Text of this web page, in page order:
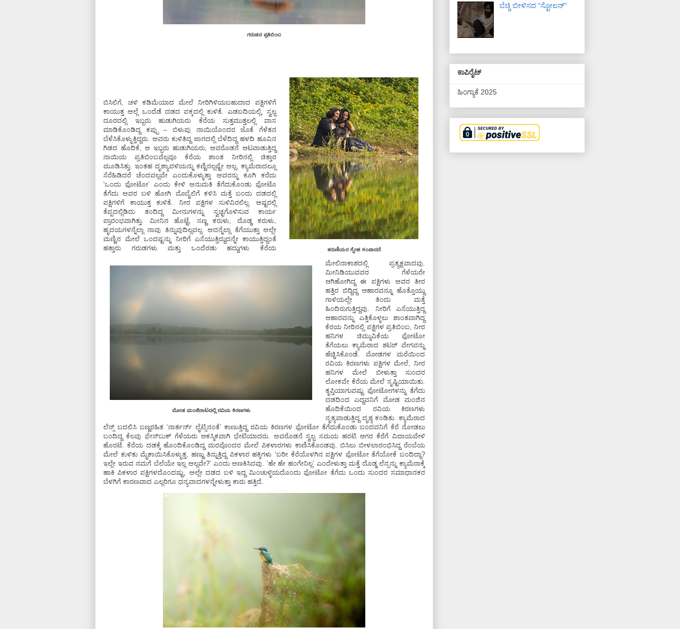
ಗರುಡನ ಪ್ರತಿಬಿಂಬ
ತರುಣಿಯರ ಸ್ನೇಹ ಸಂಪಾದನೆ
ಮೋಡ ಮಂಜಿನಾಟದಲ್ಲಿ ರವಿಯ ಕಿರಣಗಳು
ಬಿಸಿಲಿಗೆ, ಚಳಿ ಕಡಿಮೆಯಾದ ಮೇಲೆ ನೀರಿಗಿಳಿಯಬಹುದಾದ ಪಕ್ಷಿಗಳಿಗೆ
ಕಾಯುತ್ತ ಅಲ್ಲೆ ಒಂದೆಡೆ ದಡದ ಪಕ್ಕದಲ್ಲಿ ಕುಳಿತೆ. ಎಡಬದಿಯಲ್ಲಿ, ಸ್ವಲ್ಪ
ದೂರದಲ್ಲಿ ಇಬ್ಬರು ಹುಡುಗಿಯರು ಕೆರೆಯ ಸುತ್ತಮುತ್ತಲಲ್ಲಿ ವಾಸ
ಮಾಡಿಕೊಂಡಿದ್ದ ಕಪ್ಪು – ಬಿಳುಪು ನಾಯಿಯೊಂದರ ಜೊತೆ ಗೆಳೆತನ
ಬೆಳೆಸಿಕೊಳ್ಳುತ್ತಿದ್ದರು. ಅವರು ಕುಳಿತಿದ್ದ ಜಾಗದಲ್ಲಿ ಬೆಳೆದಿದ್ದ ಹಳದಿ ಹೂವಿನ
ಗಿಡದ ಹೊದಿಕೆ, ಆ ಇಬ್ಬರು ಹುಡುಗಿಯರು, ಅವರೊಡನೆ ಆಟವಾಡುತ್ತಿದ್ದ
ನಾಯಿಯ ಪ್ರತಿಬಿಂಬವೆಲ್ಲವೂ ಕೆರೆಯ ಶಾಂತ ನೀರಿನಲ್ಲಿ ಚಿತ್ತಾರ
ಮೂಡಿಸಿತ್ತು. ಇಂತಹ ದೃಶ್ಯಾವಳಿಯನ್ನು ಕಣ್ಣಿನಲ್ಲಷ್ಟೇ ಅಲ್ಲ, ಕ್ಯಾಮೆರಾದಲ್ಲೂ
ಸೆರೆಹಿಡಿದರೆ ಚೆಂದವಲ್ಲವೇ ಎಂದುಕೊಳ್ಳುತ್ತಾ ಅವರನ್ನು ಕೂಗಿ ಕರೆದು
ʻಒಂದು ಫೋಟೋʼ ಎಂದು ಕೇಳಿ ಅನುಮತಿ ತೆಗೆದುಕೊಂಡು ಫೋಟೊ
ತೆಗೆದು ಅವರ ಬಳಿ ಹೋಗಿ ಮೊಬೈಲಿಗೆ ಕಳಿಸಿ ಮತ್ತೆ ಬಂದು ದಡದಲ್ಲಿ
ಪಕ್ಷಿಗಳಿಗೆ ಕಾಯುತ್ತ ಕುಳಿತೆ. ನೀರ ಪಕ್ಷಿಗಳ ಸುಳಿವಿರಲಿಲ್ಲ. ಅಷ್ಟರಲ್ಲಿ
ತೆಪ್ಪದಲ್ಲಿಡಿದು ತಂದಿದ್ದ ಮೀನುಗಳನ್ನು ಸ್ವಚ್ಛಗೊಳಿಸುವ ಕಾರ್ಯ
ಪ್ರಾರಂಭವಾಗಿತ್ತು. ಮೀನಿನ ಹೊಟ್ಟೆ, ಸಣ್ಣ ಕರುಳು, ದೊಡ್ಡ ಕರುಳು,
ಹೃದಯಗಳನ್ನೆಲ್ಲಾ ನಾವು ತಿನ್ನುವುದಿಲ್ಲವಲ್ಲ. ಅದನ್ನೆಲ್ಲಾ ತೆಗೆಯುತ್ತಾ ಅಲ್ಲೇ
ಮಣ್ಣಿನ ಮೇಲೆ ಒಂದಷ್ಟನ್ನು ನೀರಿಗೆ ಎಸೆಯುತ್ತಿದ್ದುದನ್ನೇ ಕಾಯುತ್ತಿದ್ದಂತೆ
ಹತ್ತಾರು ಗರುಡಗಳು ಮತ್ತು ಒಂದೆರಡು ಹದ್ದುಗಳು ಕೆರೆಯ
ಮೇಲಿನಾಕಾಶದಲ್ಲಿ ಪ್ರತ್ಯಕ್ಷವಾದವು.
ಮೀನಿಡಿಯುವವರ ಗೆಳೆಯರೇ
ಆಗಿಹೋಗಿದ್ದ ಈ ಪಕ್ಷಿಗಳು ಅವರ ತೀರ
ಹತ್ತಿರ ಬಿದ್ದಿದ್ದ ಆಹಾರವನ್ನೂ ಹೊತ್ತೊಯ್ದು
ಗಾಳಿಯಲ್ಲೇ ತಿಂದು ಮತ್ತೆ
ಹಿಂದಿರುಗುತ್ತಿದ್ದವು. ನೀರಿಗೆ ಎಸೆಯುತ್ತಿದ್ದ
ಆಹಾರವನ್ನು ಎತ್ತಿಕೊಳ್ಳಲು ಶಾಂತವಾಗಿದ್ದ
ಕೆರಯ ನೀರಿನಲ್ಲಿ ಪಕ್ಷಿಗಳ ಪ್ರತಿಬಿಂಬ, ನೀರ
ಹನಿಗಳ ಚಿಮ್ಮುವಿಕೆಯ ಫೋಟೋ
ತೆಗೆಯಲು ಕ್ಯಾಮೆರಾದ ಶಟರ್‌ ವೇಗವನ್ನು
ಹೆಚ್ಚಿಸಿಕೊಂಡೆ. ಮೋಡಗಳ ಮರೆಯಿಂದ
ರವಿಯ ಕಿರಣಗಳು ಪಕ್ಷಿಗಳ ಮೇಲೆ, ನೀರ
ಹನಿಗಳ ಮೇಲೆ ಬೀಳುತ್ತಾ ಸುಂದರ
ಲೋಕವೇ ಕೆರೆಯ ಮೇಲೆ ಸೃಷ್ಟಿಯಾಯಿತು.
ತೃಪ್ತಿಯಾಗುವಷ್ಟು ಫೋಟೋಗಳನ್ನು ತೆಗೆದು
ದಡದಿಂದ ಎದ್ದವನಿಗೆ ಮೋಡ ಮಂಜಿನ
ಹೊದಿಕೆಯಿಂದ ರವಿಯ ಕಿರಣಗಳು
ನೃತ್ಯವಾಡುತ್ತಿದ್ದ ದೃಶ್ಯ ಕಂಡಿತು. ಕ್ಯಾಮೆರಾದ
ಲೆನ್ಸ್‌ ಬದಲಿಸಿ ಬಣ್ಣರಹಿತ ʻನಾರ್ತರ್ನ್‌ ಲೈಟ್ಸಿನಂತೆʼ ಕಾಣುತ್ತಿದ್ದ ರವಿಯ ಕಿರಣಗಳ ಫೋಟೋ ತೆಗೆದುಕೊಂಡು ಬಂದವನಿಗೆ ಕೆರೆ ನೋಡಲು
ಬಂದಿದ್ದ ಕೆಲವು ಫೇಸ್‌ಬುಕ್‌ ಗೆಳೆಯರು ಆಕಸ್ಮಿಕವಾಗಿ ಭೇಟಿಯಾದರು. ಅವರೊಡನೆ ಸ್ವಲ್ಪ ಸಮಯ ಹರಟಿ ಆಗರ ಕೆರೆಗೆ ವಿದಾಯವೇಳಿ
ಹೊರಟೆ. ಕೆರೆಯ ದಡಕ್ಕೆ ಹೊಂದಿಕೊಂಡಿದ್ದ ಮರವೊಂದರ ಮೇಲೆ ಪಿಕಳಾರಗಳು ಕಾಣಿಸಿಕೊಂಡವು. ಬಿಸಿಲು ಬೀಳಲಾರಂಭಿಸಿದ್ದ ರೆಂಬೆಯ
ಮೇಲೆ ಕುಳಿತು ಮೈಕಾಯಿಸಿಕೊಳ್ಳುತ್ತ, ಹಣ್ಣು ತಿನ್ನುತ್ತಿದ್ದ ಪಿಕಳಾರ ಹಕ್ಕಿಗಳು ʻಬರೀ ಕೆರೆಯೊಳಗಿನ ಪಕ್ಷಿಗಳ ಫೋಟೋ ತೆಗೆಯೋಕೆ ಬಂದಿದ್ದಾ?
ಇಲ್ಲೇ ಇರುವ ನಮಗೆ ಬೆಲೆಯೇ ಇಲ್ಲ ಅಲ್ಲವೇ?ʼ ಎಂದು ಅಣಕಿಸಿದವು. ʻಹೇ ಹೇ ಹಂಗೇನಿಲ್ಲʼ ಎಂದೇಳುತ್ತಾ ಮತ್ತೆ ದೊಡ್ಡ ಲೆನ್ಸನ್ನು ಕ್ಯಾಮೆರಾಕ್ಕೆ
ಹಾಕಿ ಪಿಕಳಾರ ಪಕ್ಷಿಗಳದೊಂದಷ್ಟು, ಅಲ್ಲೇ ದಡದ ಬಳಿ ಇದ್ದ ಮಿಂಚುಳ್ಳಿಯದೊಂದು ಫೋಟೋ ತೆಗೆದು ಒಂದು ಸುಂದರ ಸಮಾಧಾನಕರ
ಬೆಳಗಿಗೆ ಕಾರಣವಾದ ಎಲ್ಲರಿಗೂ ಧನ್ಯವಾದಗಳನ್ನೇಳುತ್ತಾ ಕಾರು ಹತ್ತಿದೆ.
ಬೆಚ್ಚಿ ಬೀಳಿಸದ "ಸ್ಟೋಲನ್"
ಕಾಪಿರೈಟ್
ಹಿಂಗ್ಯಾಕೆ 2025